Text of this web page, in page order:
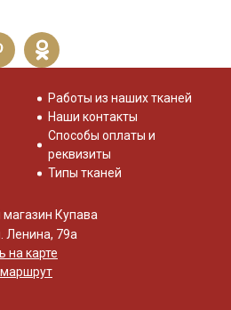
Работы из наших тканей
Наши контакты
Способы оплаты и
реквизиты
Типы тканей
Купава
Ленина, 79а
на карте
маршрут